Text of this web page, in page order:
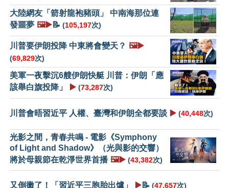
大陸網友「箭射龍袍豬頭」 中南海那位連
發噩夢 🖼️▶️📝 (105,197次)
川普要伊朗投降 中東將會變天？ 🖼️▶️
(69,829次)
美軍一夜擊沉6艘伊朗快艇 川普：伊朗「應
該舉白旗投降」
▶️ (73,287次)
川普會晤習近平 人權、臺灣和伊朗全都要談 ▶️ (40,448次)
光影之間，青春共鳴 - 電影《Symphony
of Light and Shadow》（光與影的交響）
將於母親節在乾淨世界首播 🖼️▶️ (43,382次)
又倒黴了！「習近平三胞胎出爐」 ▶️📝 (47,657次)